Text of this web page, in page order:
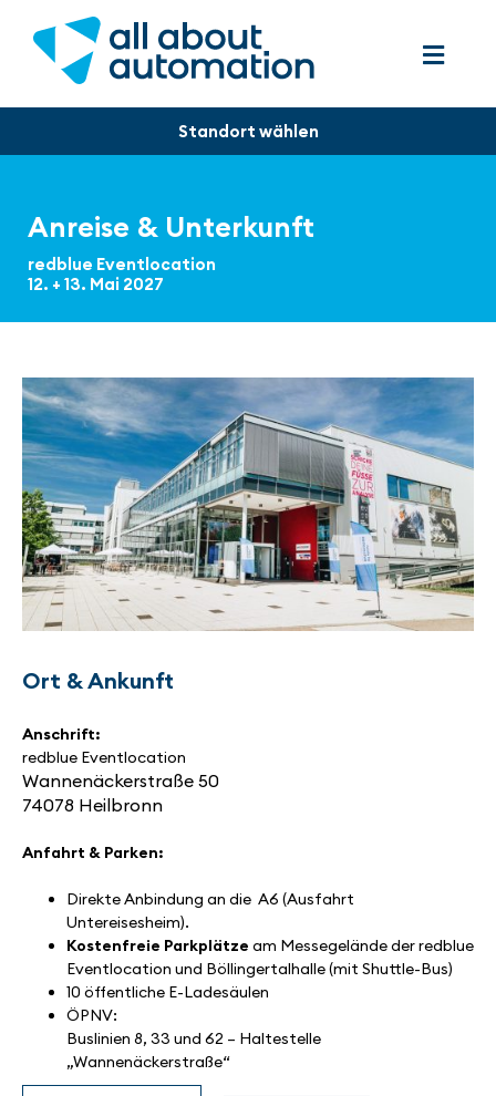
Anreise & Unterkunft
redblue Eventlocation
12. + 13. Mai 2027
Ort & Ankunft
Anschrift:
redblue Eventlocation
Wannenäckerstraße 50
74078 Heilbronn
Anfahrt & Parken:
Direkte Anbindung an die A6 (Ausfahrt
Untereisesheim).
Kostenfreie Parkplätze am Messegelände der redblue
Eventlocation und Böllingertalhalle (mit Shuttle-Bus)
10 öffentliche E-Ladesäulen
ÖPNV:
Buslinien 8, 33 und 62 – Haltestelle
„Wannenäckerstraße“